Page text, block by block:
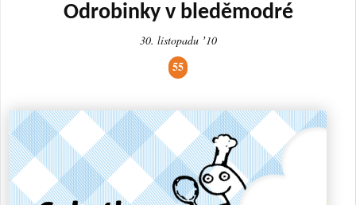
Odrobinky v bleděmodré
30. listopadu ʼ10
55